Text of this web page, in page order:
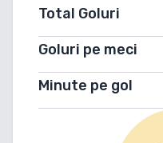
Total Goluri
Goluri pe meci
Minute pe gol